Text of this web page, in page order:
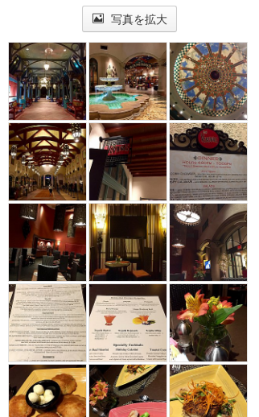
写真を拡大